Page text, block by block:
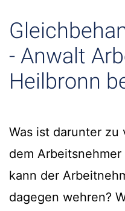
- Anwalt
Heilbronn
Was ist darunter zu
dem
kann der
dagegen wehren?